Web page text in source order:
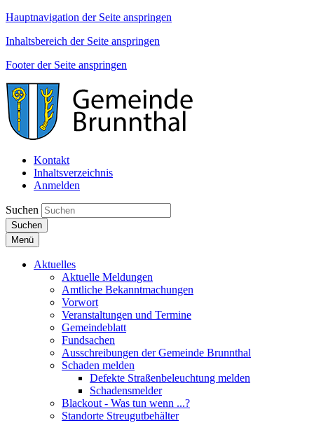
Hauptnavigation der Seite anspringen
Inhaltsbereich der Seite anspringen
Footer der Seite anspringen
Kontakt
Inhaltsverzeichnis
Anmelden
Suchen
Suchen
Menü
Aktuelles
Aktuelle Meldungen
Amtliche Bekanntmachungen
Vorwort
Veranstaltungen und Termine
Gemeindeblatt
Fundsachen
Ausschreibungen der Gemeinde Brunnthal
Schaden melden
Defekte Straßenbeleuchtung melden
Schadensmelder
Blackout - Was tun wenn ...?
Standorte Streugutbehälter